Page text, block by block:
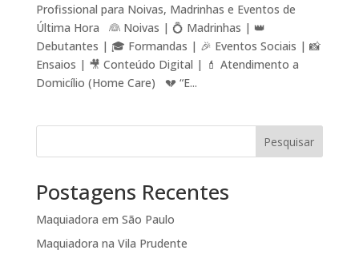
Profissional para Noivas, Madrinhas e Eventos de
Última Hora 👰 Noivas | 💍 Madrinhas | 👑
Debutantes | 🎓 Formandas | 🎉 Eventos Sociais | 📸
Ensaios | 🎥 Conteúdo Digital | 💄 Atendimento a
Domicílio (Home Care) 💔 “E...
Pesquisar
Postagens Recentes
Maquiadora em São Paulo
Maquiadora na Vila Prudente